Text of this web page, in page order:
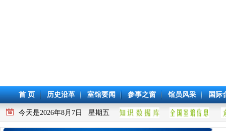
首 页 历史沿革 室馆要闻 参事之窗 馆员风采 国际
今天是2026年8月7日 星期五